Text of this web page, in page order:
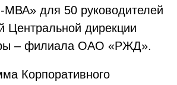
для 50 руководителей
Центральной дирекции
– филиала ОАО «РЖД».
Корпоративного